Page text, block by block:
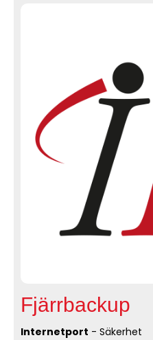
Fjärrbackup
Internetport - Säkerhet